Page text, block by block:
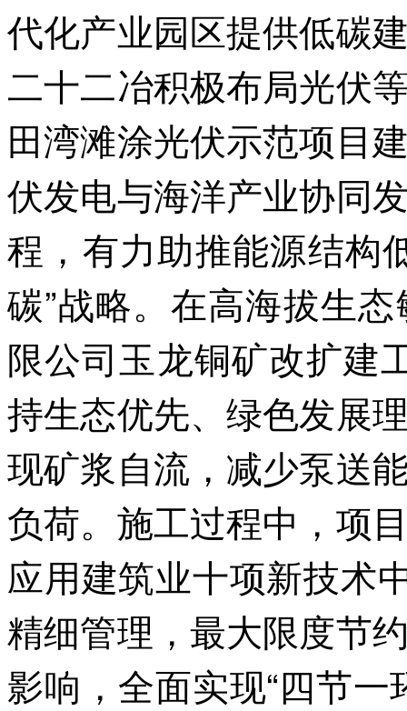
代化产业园区提供低碳
二十二冶积极布局光伏
田湾滩涂光伏示范项目
伏发电与海洋产业协同
程，有力助推能源结构
碳”战略。在高海拔生
限公司玉龙铜矿改扩建
持生态优先、绿色发展
现矿浆自流，减少泵送
负荷。施工过程中，项
应用建筑业十项新技术
精细管理，最大限度节
影响，全面实现“四节